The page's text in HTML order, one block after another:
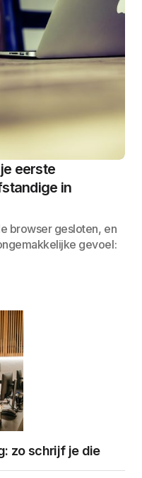
eerste
in
browser gesloten, en
gevoel:
zo schrijf je die